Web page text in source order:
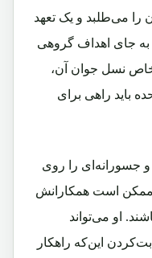
را می‌طلبد و یک تعهد
به جای اهداف گروهی
نسل جوان آن،
باید راهی برای
جسورانه‌ای را روی
است همکارانش
او می‌تواند
این‌که راهکار